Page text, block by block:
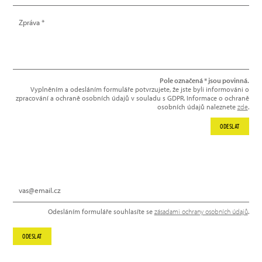
Odesláním formuláře souhlasíte se zásadami ochrany osobních údajů.
ODESLAT
Pole označená * jsou povinná.
Vyplněním a odesláním formuláře potvrzujete, že jste byli informováni o
zpracování a ochraně osobních údajů v souladu s GDPR. Informace o ochraně
osobních údajů naleznete zde.
ODESLAT